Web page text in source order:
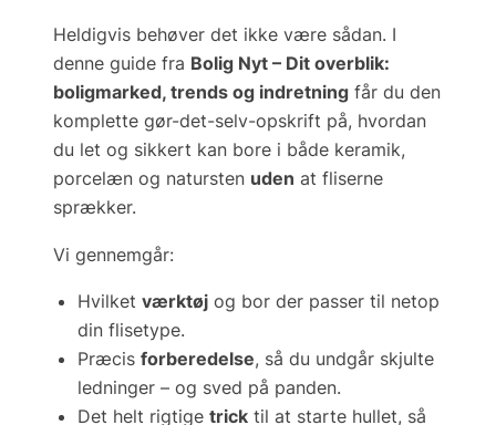
Heldigvis behøver det ikke være sådan. I
denne guide fra Bolig Nyt – Dit overblik:
boligmarked, trends og indretning får du den
komplette gør-det-selv-opskrift på, hvordan
du let og sikkert kan bore i både keramik,
porcelæn og natursten uden at fliserne
sprækker.
Vi gennemgår:
Hvilket værktøj og bor der passer til netop
din flisetype.
Præcis forberedelse, så du undgår skjulte
ledninger – og sved på panden.
Det helt rigtige trick til at starte hullet, så